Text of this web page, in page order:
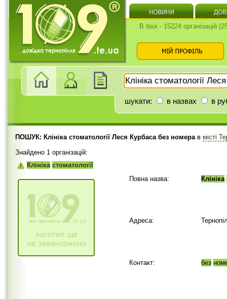
В базі - 15224 організацій
шукати: в назвах в
ПОШУК: Клініка стоматології Леся Курбаса без номерав місті
Знайдено 1 організацій:
Клініка стоматології
Повна назва:
Клініка
Адреса:
Контакт: без